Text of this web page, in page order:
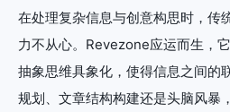
在处理复杂信息与创意构思时，传
力不从心。Revezone应运而生，
抽象思维具象化，使得信息之间的
规划、文章结构构建还是头脑风暴